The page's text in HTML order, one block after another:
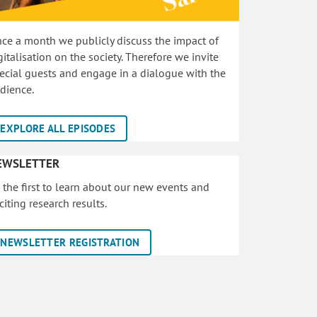
a month we publicly discuss the impact of
on the society. Therefore we invite
guests and engage in a dialogue with the
EXPLORE ALL EPISODES
the first to learn about our new events and
research results.
NEWSLETTER REGISTRATION